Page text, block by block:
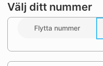
Välj ditt nummer
Flytta nummer